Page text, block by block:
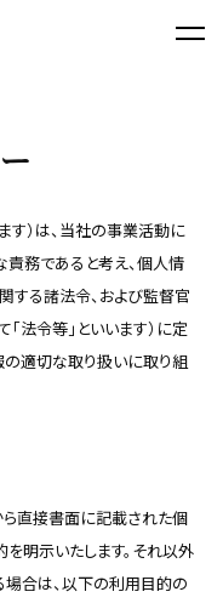
す）は、当社の事業活動に
務であると考え、個人情
る諸法令、および監督官
法令等」といいます）に定
適切な取り扱いに取り組
直接書面に記載された個
明示いたします。それ以外
合は、以下の利用目的の